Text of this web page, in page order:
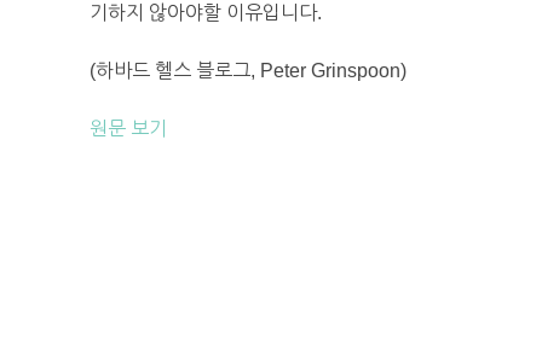
기하지 않아야할 이유입니다.
(하바드 헬스 블로그, Peter Grinspoon)
원문 보기